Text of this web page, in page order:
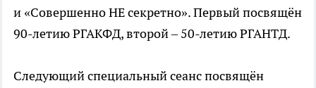
и «Совершенно НЕ секретно». Первый посвящён
90-летию РГАКФД, второй – 50-летию РГАНТД.
Следующий специальный сеанс посвящён